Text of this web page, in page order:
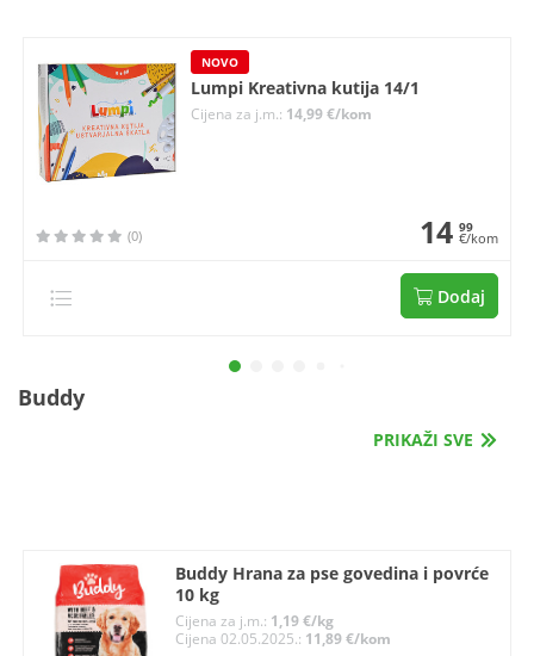
NOVO
Lumpi Kreativna kutija 14/1
Cijena za j.m.: 14,99 €/kom
(0) 14 99
€/kom
Dodaj
Buddy
PRIKAŽI SVE
Buddy Hrana za pse govedina i povrće
10 kg
Cijena za j.m.: 1,19 €/kg
Cijena 02.05.2025.: 11,89 €/kom